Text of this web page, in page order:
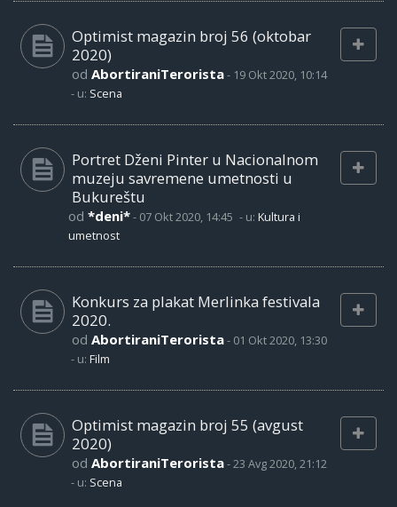
Optimist magazin broj 56 (oktobar
2020)
od AbortiraniTerorista- 19 Okt 2020, 10:14
- u: Scena
Portret Dženi Pinter u Nacionalnom
muzeju savremene umetnosti u
Bukureštu
od *deni*- 07 Okt 2020, 14:45 - u: Kultura i
umetnost
Konkurs za plakat Merlinka festivala
2020.
od AbortiraniTerorista- 01 Okt 2020, 13:30
- u: Film
Optimist magazin broj 55 (avgust
2020)
od AbortiraniTerorista-23 Avg 2020, 21:12
- u: Scena